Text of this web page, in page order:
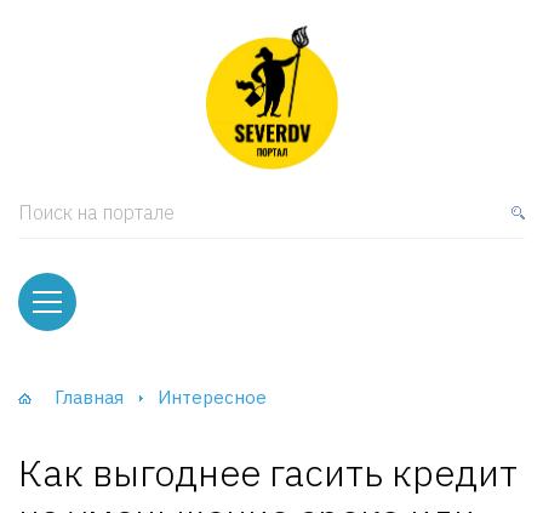
Поиск на портале
Главная Интересное
Как выгоднее гасить кредит
и тумбы